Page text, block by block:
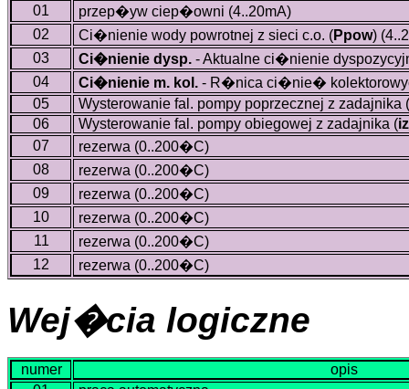
01
przep�yw ciep�owni (4..20mA)
02
Ci�nienie wody powrotnej z sieci c.o. (Ppow)
03
Ci�nienie dysp.- Aktualne ci�nienie
04
Ci�nienie m. kol.- R�nica ci�nie�
05
Wysterowanie fal. pompy poprzecznej z zadajnika (
06
Wysterowanie fal. pompy obiegowej z zadajnika (
07
rezerwa (0..200�C)
08
rezerwa (0..200�C)
09
rezerwa (0..200�C)
10
rezerwa (0..200�C)
11
rezerwa (0..200�C)
12
rezerwa (0..200�C)
Wej�cia logiczne
numer
opis